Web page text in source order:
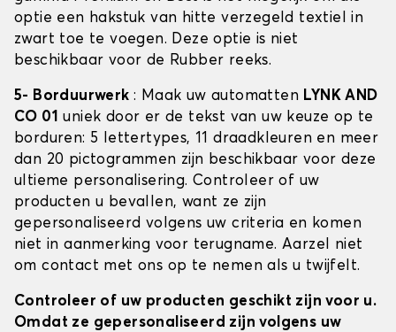
optie een hakstuk van hitte verzegeld textiel in
zwart toe te voegen. Deze optie is niet
beschikbaar voor de Rubber reeks.
5- Borduurwerk : Maak uw automatten LYNK AND
CO 01 uniek door er de tekst van uw keuze op te
borduren: 5 lettertypes, 11 draadkleuren en meer
dan 20 pictogrammen zijn beschikbaar voor deze
ultieme personalisering. Controleer of uw
producten u bevallen, want ze zijn
gepersonaliseerd volgens uw criteria en komen
niet in aanmerking voor terugname. Aarzel niet
om contact met ons op te nemen als u twijfelt.
Controleer of uw producten geschikt zijn voor u.
Omdat ze gepersonaliseerd zijn volgens uw